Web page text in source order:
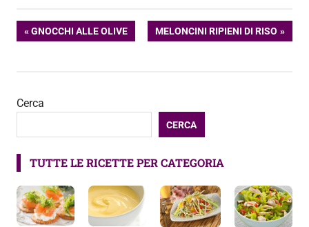
Navigazione
ARTICOLO
GNOCCHI ALLE OLIVE
ARTICOLO
MELONCINI RIPIENI DI RISO
Cerca
CERCA
TUTTE LE RICETTE PER CATEGORIA